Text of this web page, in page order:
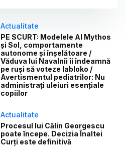
Actualitate
PE SCURT: Modelele AI Mythos
și Sol, comportamente
autonome și înșelătoare /
Văduva lui Navalnîi îi îndeamnă
pe ruși să voteze Iabloko /
Avertismentul pediatrilor: Nu
administrați uleiuri esențiale
copiilor
Actualitate
Procesul lui Călin Georgescu
poate începe. Decizia Înaltei
Curți este definitivă